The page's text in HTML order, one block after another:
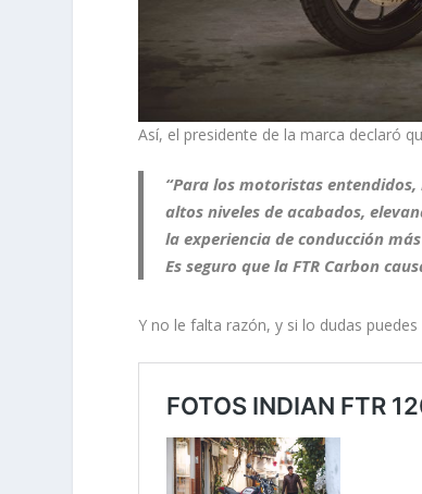
Así, el presidente de la marca declaró
“Para los motoristas
altos niveles de acabados,
la experiencia de conducción
Es seguro que la FTR Carbon
Y no le falta razón, y si lo dudas puedes